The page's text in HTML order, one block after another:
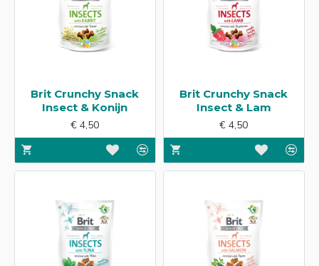
Brit Crunchy Snack
Insect & Konijn
€ 4,50
Brit Crunchy Snack
Insect & Lam
€ 4,50